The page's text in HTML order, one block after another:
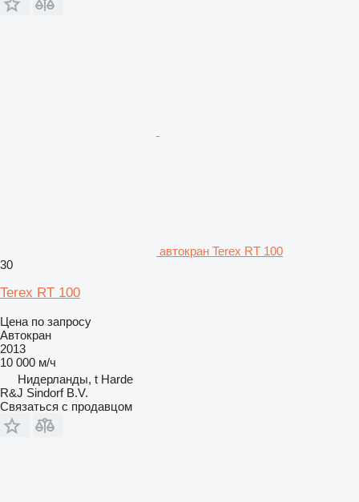
автокран Terex RT 100
30
Terex RT 100
Цена по запросу
Автокран
2013
10 000 м/ч
Нидерланды, t Harde
R&J Sindorf B.V.
Связаться с продавцом